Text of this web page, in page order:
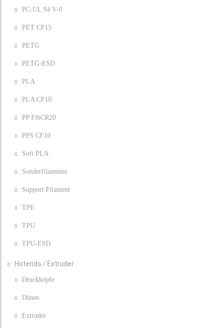
PC-UL 94 V-0
PET CF15
PETG
PETG-ESD
PLA
PLA CF10
PP FibCR20
PPS CF10
Soft PLA
Sonderfilamente
Support Filament
TPE
TPU
TPU-ESD
Hotends / Extruder
Druckköpfe
Düsen
Extruder